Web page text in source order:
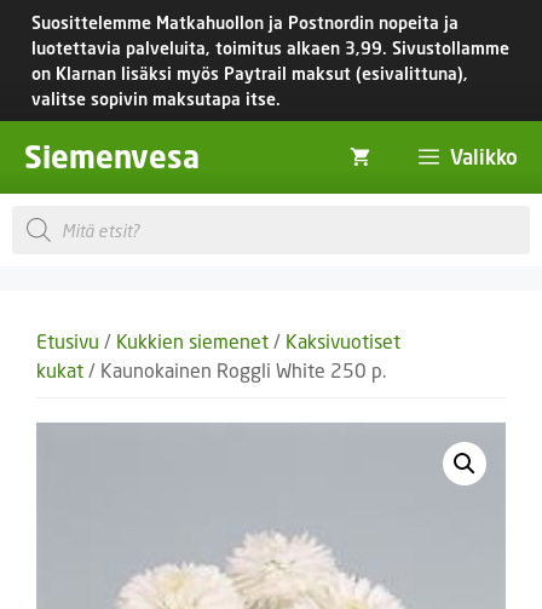
Siirry
sisältöön
Suosittelemme Matkahuollon ja Postnordin nopeita ja
luotettavia palveluita, toimitus alkaen 3,99. Sivustollamme
on Klarnan lisäksi myös Paytrail maksut (esivalittuna),
valitse sopivin maksutapa itse.
Siemenvesa Valikko
Products
search
Etusivu / Kukkien siemenet / Kaksivuotiset
kukat / Kaunokainen Roggli White 250 p.